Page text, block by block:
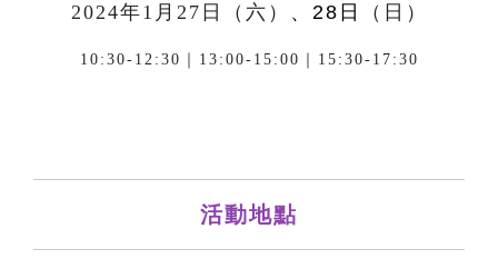
2024年1月27日（六） 、28日 （日）
10:30-12:30｜13:00-15:00｜15:30-17:30
活動地點